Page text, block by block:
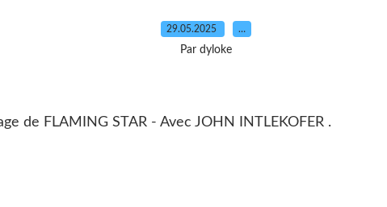
29.05.2025 …
Par dyloke
de FLAMING STAR - Avec JOHN INTLEKOFER .